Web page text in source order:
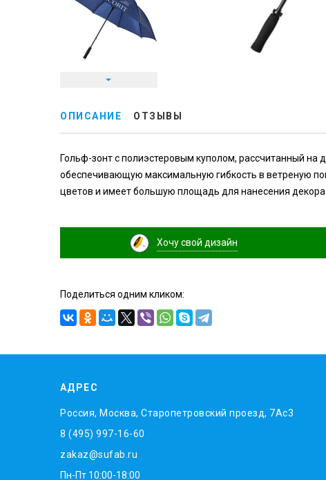
ОПИСАНИЕ ОТЗЫВЫ
Гольф-зонт с полиэстеровым куполом, рассчитанный
обеспечивающую максимальную гибкость в ветреную
цветов и имеет большую площадь для нанесения
Хочу свой дизайн
Поделиться одним кликом:
АДРЕС
Россия, Москва, Старопетровский проезд, 7Ас3
8 (495) 997-16-60
zakaz@sufab.ru
Пн-Пт 10:00-18:00